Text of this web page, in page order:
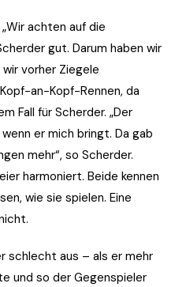
achten auf die
gut. Darum haben wir
vorher Ziegele
an-Kopf-Rennen, da
Fall für Scherder. „Der
er mich bringt. Da gab
mehr“, so Scherder.
harmoniert. Beide kennen
wie sie spielen. Eine
schlecht aus – als er mehr
und so der Gegenspieler